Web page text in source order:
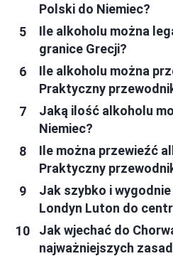
Polski do Niemiec?
Ile alkoholu można
granice Grecji?
Ile alkoholu można
Praktyczny
Jaką ilość alkoholu
Niemiec?
Ile można przewieźć
Praktyczny
Jak szybko i
Londyn Luton do
Jak wjechać do
najważniejszych